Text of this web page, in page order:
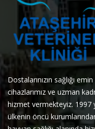
Dostalarınızın sağlığı
cihazlarımız ve uzman
hizmet vermekteyiz. 1997
ülkenin öncü